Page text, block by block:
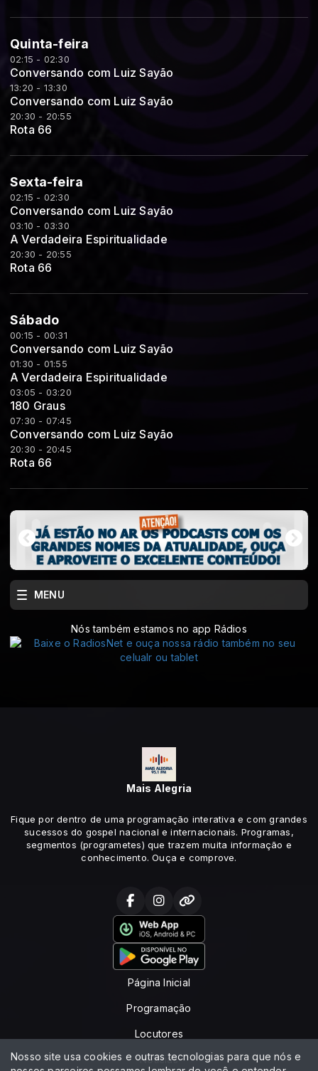
Quinta-feira
02:15 - 02:30
Conversando com Luiz Sayão
13:20 - 13:30
Conversando com Luiz Sayão
20:30 - 20:55
Rota 66
Sexta-feira
02:15 - 02:30
Conversando com Luiz Sayão
03:10 - 03:30
A Verdadeira Espiritualidade
20:30 - 20:55
Rota 66
Sábado
00:15 - 00:31
Conversando com Luiz Sayão
01:30 - 01:55
A Verdadeira Espiritualidade
03:05 - 03:20
180 Graus
07:30 - 07:45
Conversando com Luiz Sayão
20:30 - 20:45
Rota 66
MENU
Nós também estamos no app Rádios
Mais Alegria
Fique por dentro de uma programação interativa e com grandes
sucessos do gospel nacional e internacionais. Programas,
segmentos (programetes) que trazem muita informação e
conhecimento. Ouça e comprove.
Página Inicial
Programação
Locutores
Notícias
Nosso site usa cookies e outras tecnologias para que nós e